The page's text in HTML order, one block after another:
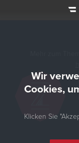
Mehr zum
Wir
Cookies,
Klicken Sie